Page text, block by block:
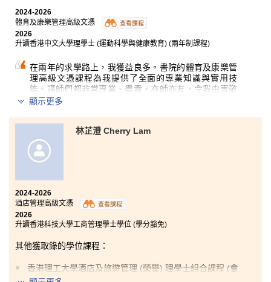
我亦很感謝每位講師的指導和支援，他們經常引用豐富
的學術文獻講解課堂內容，使我獲益良多。
除此之外，我更要感謝書院學生發展資源中心（SDRC）
的輔導員。他們透過心理輔導服務及舉辦身心健康活動
等方式，表達對同學的關懷，大大紓緩了我一直以來累
積的學業壓力。
最後，我想鼓勵各位同學：學海無涯。即使在香港中學
文憑試中未能取得理想成績，或像我一樣在工作後重返
校園進修，只要願意努力，終會得到回報。心態決定一
切。
2024-2026
體育及康樂管理高級文憑
查看課程
2026
升讀香港中文大學理學士 (運動科學與健康教育) (兩年制課程)
在兩年的求學路上，我獲益良多。書院的體育及康樂管
理高級文憑課程為我提供了全面的專業知識與實用技
能。講師們都非常專業、盡責，亦師亦友，令我由衷敬
佩。
我十分感恩能在書院度過這段學習時光，因為不但讓我
知識有所增長，亦令我在心態上更趨成熟，為日後升讀
大學作好準備。很慶幸自己曾在書院就讀，這裡給了我
一個改變人生的機會。我亦感謝自己一路以來從未放
棄，令我更加堅信「有志者，事竟成」。
師，在求學路上一直給予我悉心的教導與支持。
顯示更多
林芷澄 Cherry Lam
2024-2026
酒店管理高級文憑
查看課程
2026
升讀香港科技大學工商管理學士學位 (學分豁免)
其他獲取錄的學位課程：
香港理工大學酒店及旅遊管理 (榮譽) 理學士組合課程 (會
展及體驗管理) (高年級入學)